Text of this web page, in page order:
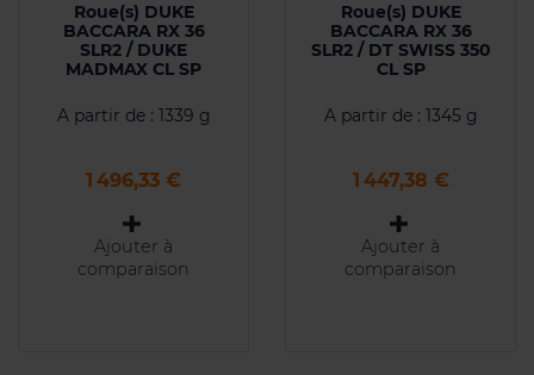
Roue(s) DUKE
BACCARA RX 36
SLR2 / DUKE
MADMAX CL SP
A partir de : 1339 g
Prix
1 496,33 €
Ajouter à
comparaison
Roue(s) DUKE
BACCARA RX 36
SLR2 / DT SWISS 350
CL SP
A partir de : 1345 g
Prix
1 447,38 €
Ajouter à
comparaison